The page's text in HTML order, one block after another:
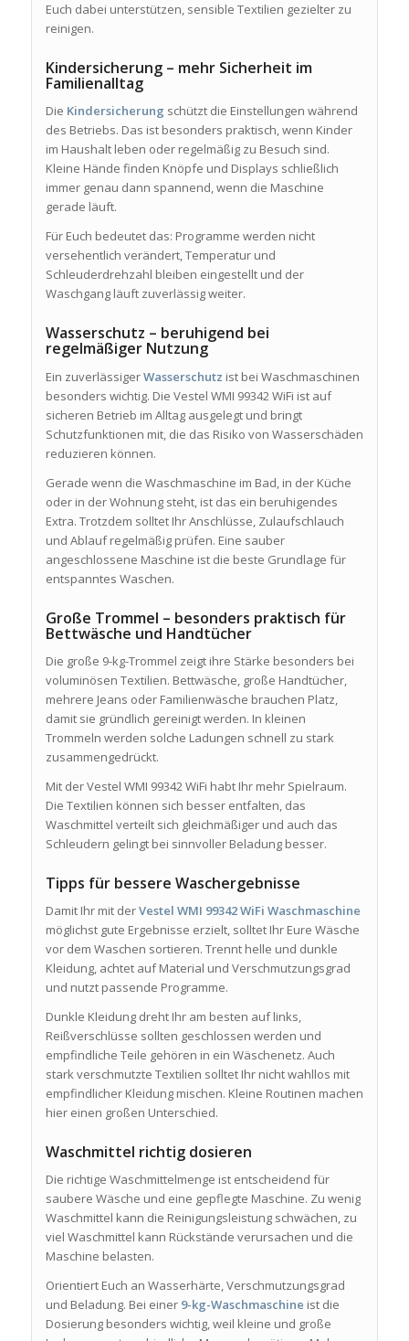
Euch dabei unterstützen, sensible Textilien gezielter zu
reinigen.
Kindersicherung – mehr Sicherheit im
Familienalltag
Die Kindersicherung schützt die Einstellungen während
des Betriebs. Das ist besonders praktisch, wenn Kinder
im Haushalt leben oder regelmäßig zu Besuch sind.
Kleine Hände finden Knöpfe und Displays schließlich
immer genau dann spannend, wenn die Maschine
gerade läuft.
Für Euch bedeutet das: Programme werden nicht
versehentlich verändert, Temperatur und
Schleuderdrehzahl bleiben eingestellt und der
Waschgang läuft zuverlässig weiter.
Wasserschutz – beruhigend bei
regelmäßiger Nutzung
Ein zuverlässigerWasserschutz ist bei Waschmaschinen
besonders wichtig. Die Vestel WMI 99342 WiFi ist auf
sicheren Betrieb im Alltag ausgelegt und bringt
Schutzfunktionen mit, die das Risiko von Wasserschäden
reduzieren können.
Gerade wenn die Waschmaschine im Bad, in der Küche
oder in der Wohnung steht, ist das ein beruhigendes
Extra. Trotzdem solltet Ihr Anschlüsse, Zulaufschlauch
und Ablauf regelmäßig prüfen. Eine sauber
angeschlossene Maschine ist die beste Grundlage für
entspanntes Waschen.
Große Trommel – besonders praktisch für
Bettwäsche und Handtücher
Die große 9-kg-Trommel zeigt ihre Stärke besonders bei
voluminösen Textilien. Bettwäsche, große Handtücher,
mehrere Jeans oder Familienwäsche brauchen Platz,
damit sie gründlich gereinigt werden. In kleinen
Trommeln werden solche Ladungen schnell zu stark
zusammengedrückt.
Mit der Vestel WMI 99342 WiFi habt Ihr mehr Spielraum.
Die Textilien können sich besser entfalten, das
Waschmittel verteilt sich gleichmäßiger und auch das
Schleudern gelingt bei sinnvoller Beladung besser.
Tipps für bessere Waschergebnisse
Damit Ihr mit derVestel WMI 99342 WiFi Waschmaschine
möglichst gute Ergebnisse erzielt, solltet Ihr Eure Wäsche
vor dem Waschen sortieren. Trennt helle und dunkle
Kleidung, achtet auf Material und Verschmutzungsgrad
und nutzt passende Programme.
Dunkle Kleidung dreht Ihr am besten auf links,
Reißverschlüsse sollten geschlossen werden und
empfindliche Teile gehören in ein Wäschenetz. Auch
stark verschmutzte Textilien solltet Ihr nicht wahllos mit
empfindlicher Kleidung mischen. Kleine Routinen machen
hier einen großen Unterschied.
Waschmittel richtig dosieren
Die richtige Waschmittelmenge ist entscheidend für
saubere Wäsche und eine gepflegte Maschine. Zu wenig
Waschmittel kann die Reinigungsleistung schwächen, zu
viel Waschmittel kann Rückstände verursachen und die
Maschine belasten.
Orientiert Euch an Wasserhärte, Verschmutzungsgrad
und Beladung. Bei einer 9-kg-Waschmaschine ist die
Dosierung besonders wichtig, weil kleine und große